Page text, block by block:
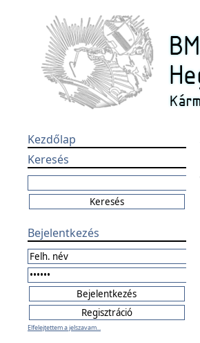
Kezdőlap
Keresés
Bejelentkezés
Elfelejtettem a jelszavam...